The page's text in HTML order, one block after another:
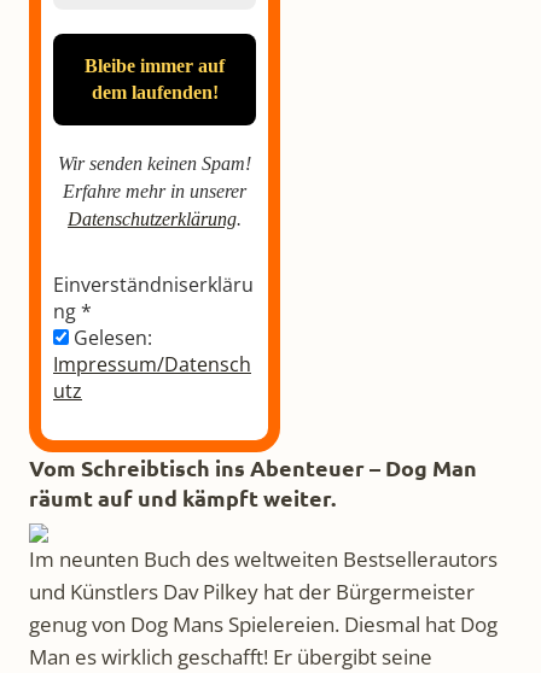
Wir senden keinen Spam!
Erfahre mehr in unserer
Datenschutzerklärung.
Einverständniserkläru
ng*
Gelesen:
Impressum/Datensch
utz
Vom Schreibtisch ins Abenteuer – Dog Man
räumt auf und kämpft weiter.
Im neunten Buch des weltweiten Bestsellerautors
und Künstlers Dav Pilkey hat der Bürgermeister
genug von Dog Mans Spielereien. Diesmal hat Dog
Man es wirklich geschafft! Er übergibt seine